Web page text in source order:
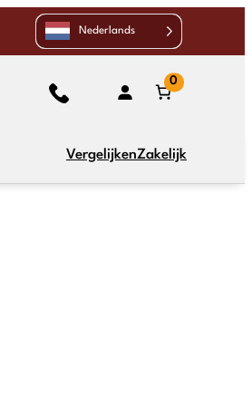
Nederlands
0
VergelijkenZakelijk